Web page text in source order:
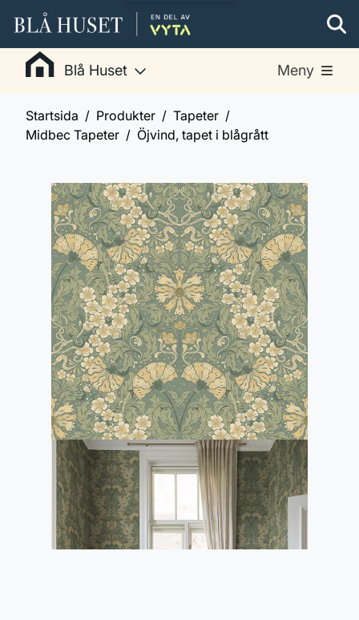
Blå Huset Meny
Startsida Produkter
Tapeter
Midbec Tapeter
Öjvind, tapet i blågrått